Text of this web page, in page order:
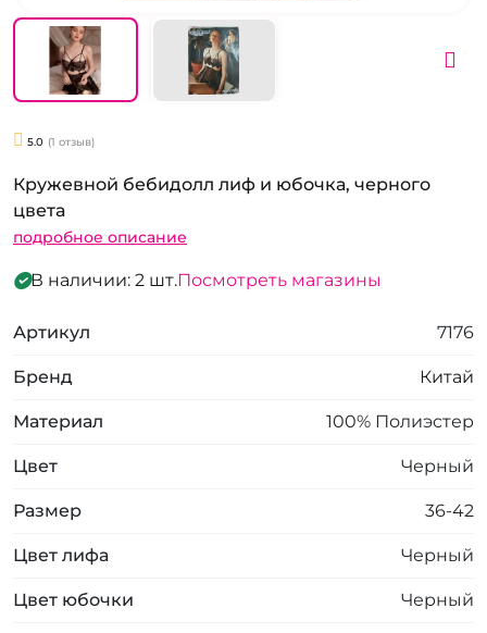
5.0 (1 отзыв)
Кружевной бебидолл лиф и юбочка, черного
цвета
подробное описание
В наличии: 2 шт.Посмотреть магазины
Артикул 7176
Бренд Китай
Материал 100% Полиэстер
Цвет Черный
Размер 36-42
Цвет лифа Черный
Цвет юбочки Черный